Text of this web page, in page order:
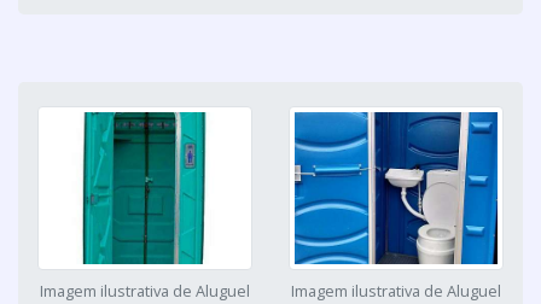
Imagem ilustrativa de Aluguel
Imagem ilustrativa de Aluguel